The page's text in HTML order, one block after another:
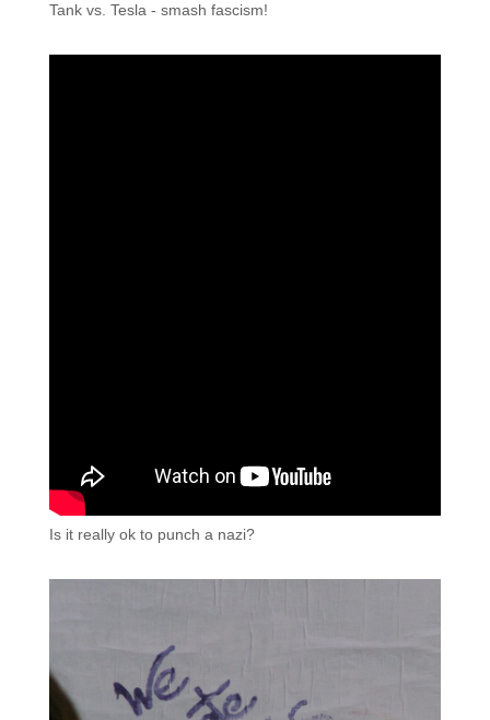
Tank vs. Tesla - smash fascism!
Is it really ok to punch a nazi?